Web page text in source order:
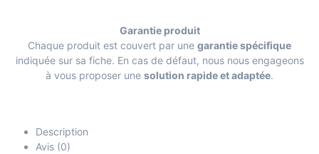
Garantie produit
Chaque produit est couvert par une garantie spécifique
indiquée sur sa fiche. En cas de défaut, nous nous engageons
à vous proposer une solution rapide et adaptée.
Description
Avis (0)